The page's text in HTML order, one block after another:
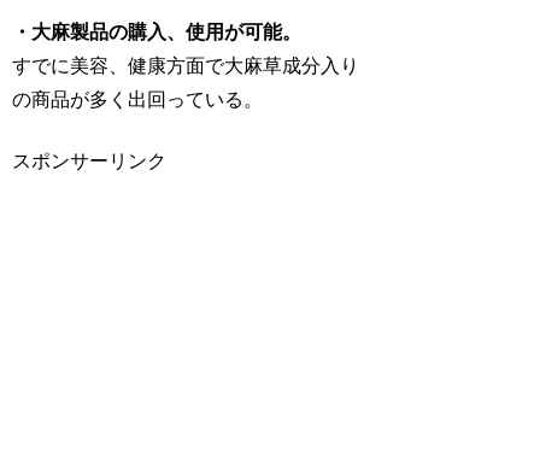
・大麻製品の購入、使用が可能。
すでに美容、健康方面で大麻草成分入り
の商品が多く出回っている。
スポンサーリンク